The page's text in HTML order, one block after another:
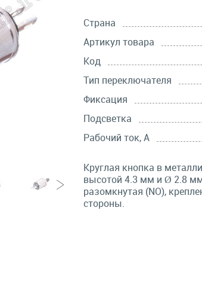
Страна
Артикул товара
Код
Тип переключателя
Фиксация
Подсветка
Рабочий ток, А
Круглая кнопка в
высотой 4.3 мм и Ø 2.8
разомкнутая (NO),
стороны.